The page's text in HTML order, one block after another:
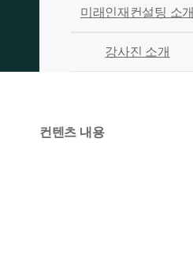
미래인재컨설팅 소개
강사진 소개
컨텐츠 내용